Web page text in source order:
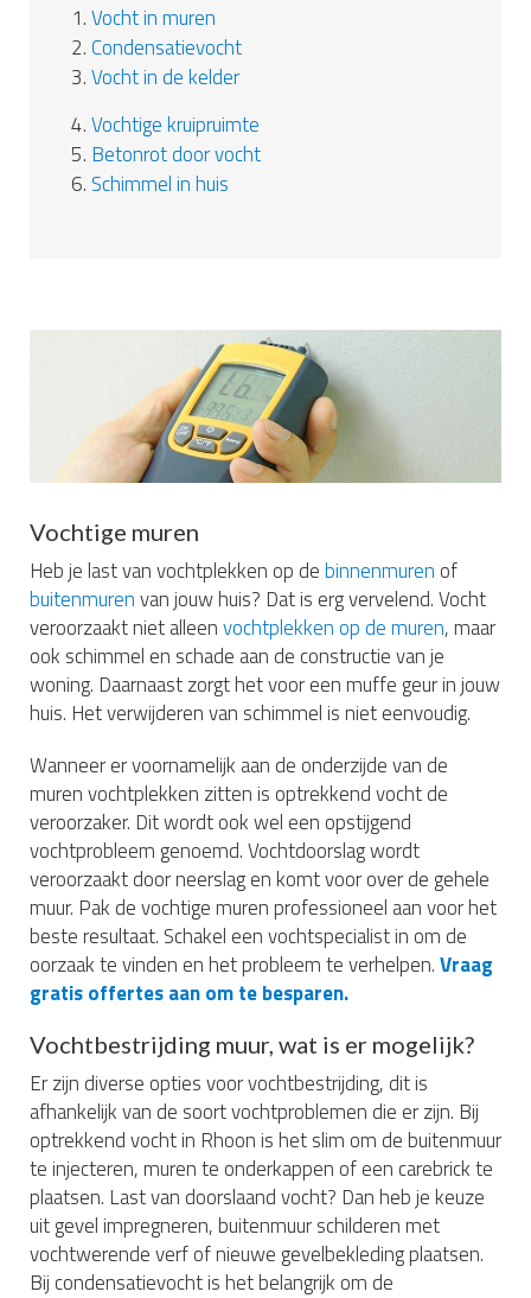
1.Vocht in muren
2.Condensatievocht
3.Vocht in de kelder
4.Vochtige kruipruimte
5. Betonrot door vocht
6. Schimmel in huis
Vochtige muren
Heb je last van vochtplekken op debinnenmuren of
buitenmurenvan jouw huis? Dat is erg vervelend. Vocht
veroorzaakt niet alleenvochtplekken op de muren, maar
ook schimmel en schade aan de constructie van je
woning. Daarnaast zorgt het voor een muffe geur in jouw
huis. Het verwijderen van schimmel is niet eenvoudig.
Wanneer er voornamelijk aan de onderzijde van de
muren vochtplekken zitten is optrekkend vocht de
veroorzaker. Dit wordt ook wel een opstijgend
vochtprobleem genoemd. Vochtdoorslag wordt
veroorzaakt door neerslag en komt voor over de gehele
muur. Pak de vochtige muren professioneel aan voor het
beste resultaat. Schakel een vochtspecialist in om de
oorzaak te vinden en het probleem te verhelpen.Vraag
gratis offertes aan om te besparen.
Vochtbestrijding muur, wat is er mogelijk?
Er zijn diverse opties voor vochtbestrijding, dit is
afhankelijk van de soort vochtproblemen die er zijn. Bij
optrekkend vocht in Rhoon is het slim om de buitenmuur
te injecteren, muren te onderkappen of een carebrick te
plaatsen. Last van doorslaand vocht? Dan heb je keuze
uit gevel impregneren, buitenmuur schilderen met
vochtwerende verf of nieuwe gevelbekleding plaatsen.
Bij condensatievocht is het belangrijk om de